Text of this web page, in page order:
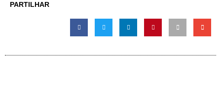
PARTILHAR